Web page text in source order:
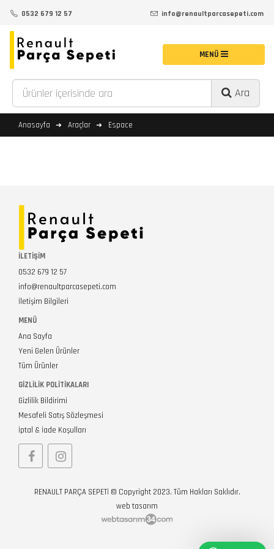
0532 679 12 57 info@renaultparcasepeti.com
Ara
Anasayfa Araçlar Espace
İLETİŞİM
0532 679 12 57
info@renaultparcasepeti.com
İletişim Bilgileri
MENÜ
Ana Sayfa
Yeni Gelen Ürünler
Tüm Ürünler
GIZLILIK POLITIKALARI
Gizlilik Bildirimi
Mesafeli Satış Sözleşmesi
İptal & İade Koşulları
RENAULT PARÇA SEPETİ © Copyright 2023. Tüm Hakları Saklıdır.
web tasarım